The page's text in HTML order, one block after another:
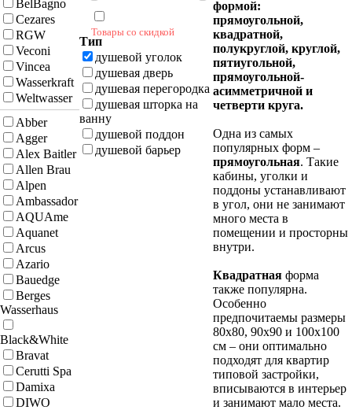
BelBagno
Cezares
RGW
Veconi
Vincea
Wasserkraft
Weltwasser
Abber
Agger
Alex Baitler
Allen Brau
Alpen
Ambassador
AQUAme
Aquanet
Arcus
Azario
Bauedge
Berges
Wasserhaus
Black&White
Bravat
Cerutti Spa
Damixa
DIWO
Товары со скидкой
Тип
душевой уголок
душевая дверь
душевая перегородка
душевая шторка на
ванну
душевой поддон
душевой барьер
формой:
прямоугольной,
квадратной,
полукруглой, круглой,
пятиугольной,
прямоугольной-
асимметричной и
четверти круга.
Одна из самых
популярных форм –
прямоугольная. Такие
кабины, уголки и
поддоны устанавливают
в угол, они не занимают
много места в
помещении и просторны
внутри.
Квадратная форма
также популярна.
Особенно
предпочитаемы размеры
80х80, 90х90 и 100х100
см – они оптимально
подходят для квартир
типовой застройки,
вписываются в интерьер
и занимают мало места.